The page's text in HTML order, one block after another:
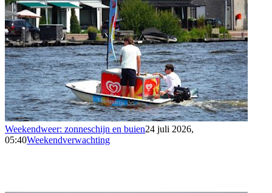
Weekendweer: zonneschijn en buien24 juli 2026,
05:40Weekendverwachting